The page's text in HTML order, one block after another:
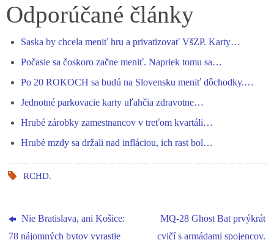
bo
ok
se
er
ts
pp
gr
m
ed
re
Odporúčané články
Saska by chcela meniť hru a privatizovať VšZP. Karty…
Počasie sa čoskoro začne meniť. Napriek tomu sa…
Po 20 ROKOCH sa budú na Slovensku meniť dôchodky.…
Jednotné parkovacie karty uľahčia zdravotne…
Hrubé zárobky zamestnancov v treťom kvartáli…
Hrubé mzdy sa držali nad infláciou, ich rast bol…
RCHD.
Nie Bratislava, ani Košice:
78 nájomných bytov vyrastie
MQ-28 Ghost Bat prvýkrát
cvičí s armádami spojencov.